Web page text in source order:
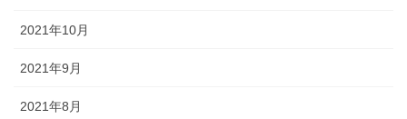
2021年10月
2021年9月
2021年8月